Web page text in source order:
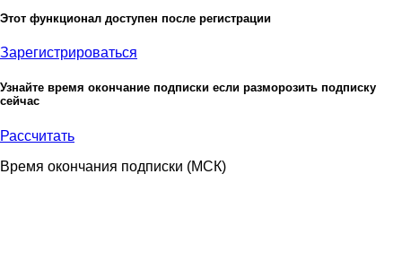
Этот функционал доступен после регистрации
Зарегистрироваться
Узнайте время окончание подписки если разморозить подписку
сейчас
Рассчитать
Время окончания подписки (МСК)